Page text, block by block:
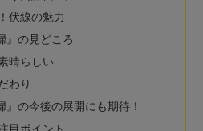
伏線の魅力
』の見どころ
晴らしい
わり
』の今後の展開にも期待！